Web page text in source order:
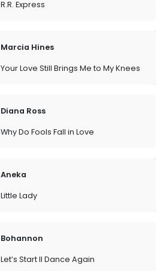
R.R. Express
Marcia Hines
Your Love Still Brings Me to My Knees
Diana Ross
Why Do Fools Fall in Love
Aneka
Little Lady
Bohannon
Let’s Start II Dance Again